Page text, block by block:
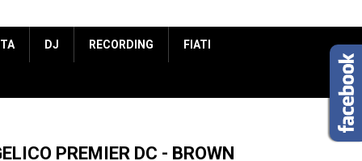
DJ RECORDING FIATI
PREMIER DC - BROWN